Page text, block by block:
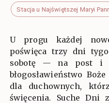
Stacja u Najświętszej Maryi
U progu każdej
poświęca trzy dni
sobotę — na post i
błogosławieństwo
dla duchownych,
święcenia. Suche Dni